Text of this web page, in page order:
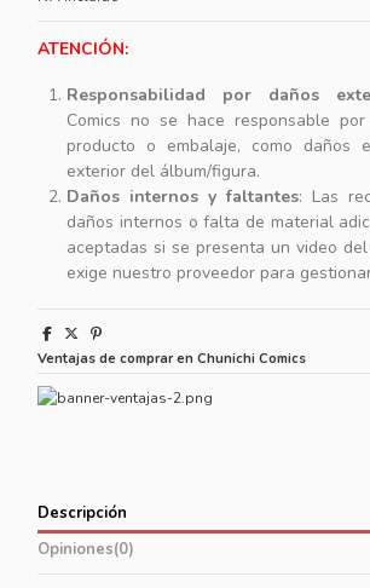
ATENCIÓN:
Responsabilidad por daños
Comics no se hace responsable
producto o embalaje, como
exterior del álbum/figura.
Daños internos y faltantes: Las
daños internos o falta de material
aceptadas si se presenta un video
exige nuestro proveedor para
Ventajas de comprar en Chunichi Comics
Descripción
Opiniones(0)